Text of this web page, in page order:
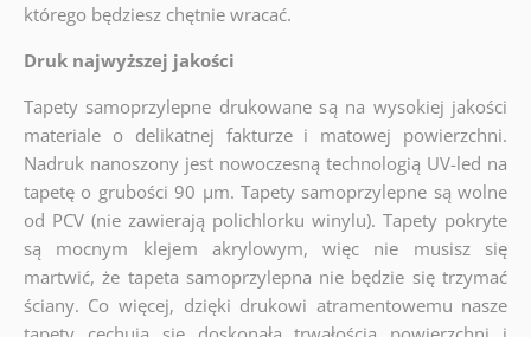
którego będziesz chętnie wracać.
Druk najwyższej jakości
Tapety samoprzylepne drukowane są na wysokiej jakości
materiale o delikatnej fakturze i matowej powierzchni.
Nadruk nanoszony jest nowoczesną technologią UV-led na
tapetę o grubości 90 µm. Tapety samoprzylepne są wolne
od PCV (nie zawierają polichlorku winylu). Tapety pokryte
są mocnym klejem akrylowym, więc nie musisz się
martwić, że tapeta samoprzylepna nie będzie się trzymać
ściany. Co więcej, dzięki drukowi atramentowemu nasze